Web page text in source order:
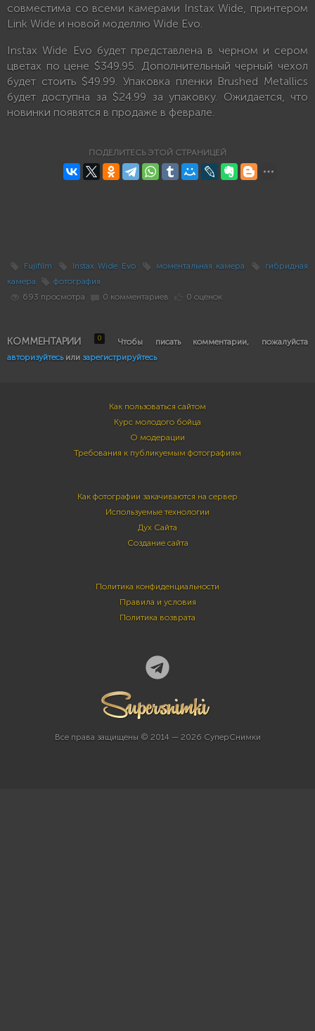
совместима со всеми камерами Instax Wide, принтером
Link Wide и новой моделлю Wide Evo.
Instax Wide Evo будет представлена в черном и сером
цветах по цене $349.95. Дополнительный черный чехол
будет стоить $49.99. Упаковка пленки Brushed Metallics
будет доступна за $24.99 за упаковку. Ожидается, что
новинки появятся в продаже в феврале.
ПОДЕЛИТЕСЬ ЭТОЙ СТРАНИЦЕЙ
Fujifilm Instax Wide Evo моментальная камера
гибридная
камера
фотография
693 просмотра
0 комментариев 0 оценок
КОММЕНТАРИИ 0
Чтобы писать комментарии, пожалуйста
авторизуйтесьили зарегистрируйтесь
Как пользоваться сайтом
Курс молодого бойца
О модерации
Требования к публикуемым фотографиям
Как фотографии закачиваются на сервер
Используемые технологии
Дух Сайта
Создание сайта
Политика конфиденциальности
Правила и условия
Политика возврата
Все права защищены © 2014 — 2026 СуперСнимки